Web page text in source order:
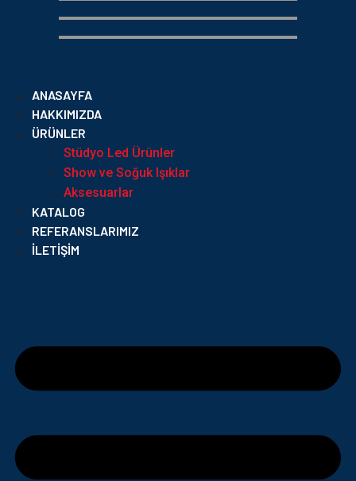
ANASAYFA
HAKKIMIZDA
ÜRÜNLER
Stüdyo Led Ürünler
Show ve Soğuk Işıklar
Aksesuarlar
KATALOG
REFERANSLARIMIZ
İLETIŞIM